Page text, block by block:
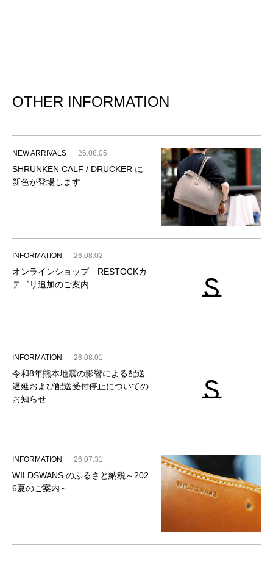
OTHER INFORMATION
NEW ARRIVALS 26.08.05
SHRUNKEN CALF / DRUCKER に
新色が登場します
INFORMATION 26.08.02
オンラインショップ RESTOCKカ
テゴリ追加のご案内
INFORMATION 26.08.01
令和8年熊本地震の影響による配送
遅延および配送受付停止についての
お知らせ
INFORMATION 26.07.31
WILDSWANS のふるさと納税～202
6夏のご案内～